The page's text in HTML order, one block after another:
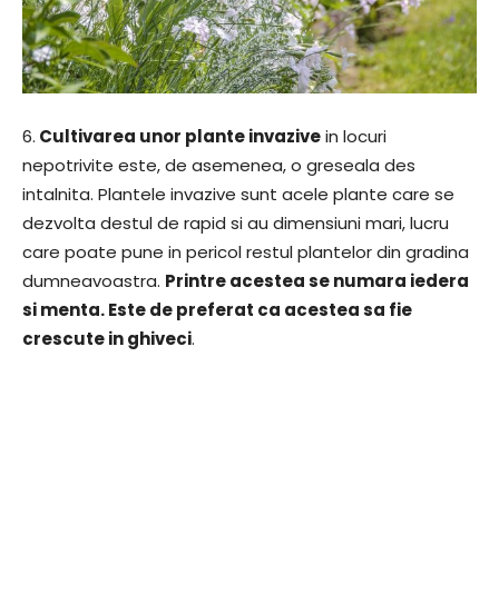
6. Cultivarea unor plante invazivein locuri
nepotrivite este, de asemenea, o greseala des
intalnita. Plantele invazive sunt acele plante care se
dezvolta destul de rapid si au dimensiuni mari, lucru
care poate pune in pericol restul plantelor din gradina
dumneavoastra. Printre acestea se numara iedera
si menta. Este de preferat ca acestea sa fie
crescute in ghiveci.